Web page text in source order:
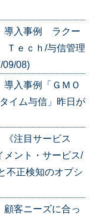
導入事例 ラクー
ｅｃｈ/与信管理
09/08)
導入事例「ＧＭＯ
イム与信」昨日が
《注目サービス
メント・サービス/
不正検知のオプシ
顧客ニーズに合っ